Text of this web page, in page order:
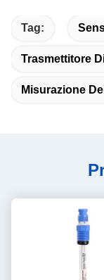
Tag:
Trasmettitore
Misurazione